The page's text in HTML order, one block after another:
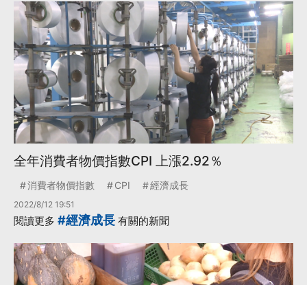
全年消費者物價指數CPI 上漲2.92％
消費者物價指數 CPI 經濟成長
2022/8/12 19:51
閱讀更多 #經濟成長 有關的新聞